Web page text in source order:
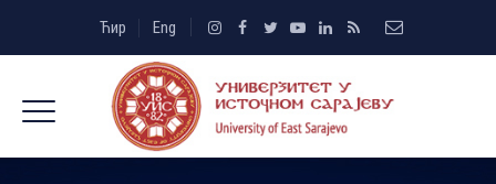
Ћир Eng